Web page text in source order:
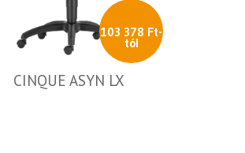
103 378 Ft-
tól
CINQUE ASYN LX